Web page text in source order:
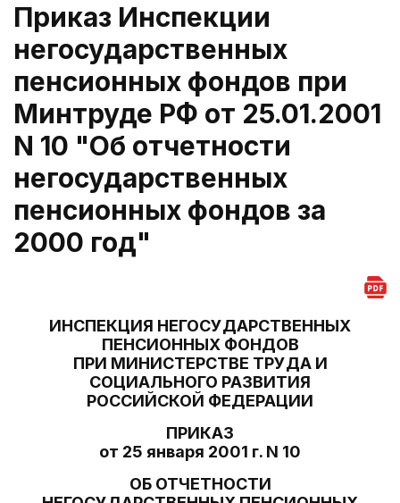
Приказ Инспекции
негосударственных
пенсионных фондов при
Минтруде РФ от 25.01.2001
N 10 "Об отчетности
негосударственных
пенсионных фондов за
2000 год"
ИНСПЕКЦИЯ НЕГОСУДАРСТВЕННЫХ
ПЕНСИОННЫХ ФОНДОВ
ПРИ МИНИСТЕРСТВЕ ТРУДА И
СОЦИАЛЬНОГО РАЗВИТИЯ
РОССИЙСКОЙ ФЕДЕРАЦИИ
ПРИКАЗ
от 25 января 2001 г. N 10
ОБ ОТЧЕТНОСТИ